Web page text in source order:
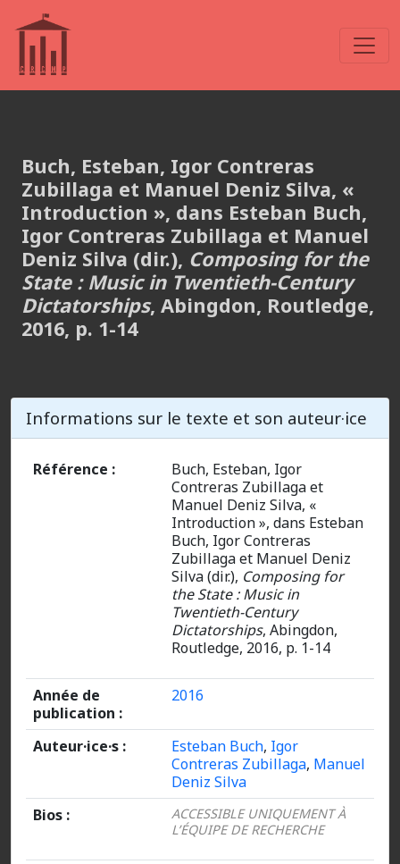
Buch, Esteban, Igor Contreras
Zubillaga et Manuel Deniz Silva, «
Introduction », dans Esteban Buch,
Igor Contreras Zubillaga et Manuel
Deniz Silva (dir.), Composing for the
State : Music in Twentieth-Century
Dictatorships, Abingdon, Routledge,
2016, p. 1-14
Informations sur le texte et son auteur·ice
Référence :
Buch, Esteban, Igor
Contreras Zubillaga et
Manuel Deniz Silva, «
Introduction », dans Esteban
Buch, Igor Contreras
Zubillaga et Manuel Deniz
Silva (dir.), Composing for
the State : Music in
Twentieth-Century
Dictatorships, Abingdon,
Routledge, 2016, p. 1-14
Année de
publication :
2016
Auteur·ice·s : Esteban Buch, Igor
Contreras Zubillaga, Manuel
Deniz Silva
Bios :
ACCESSIBLE UNIQUEMENT À
L’ÉQUIPE DE RECHERCHE